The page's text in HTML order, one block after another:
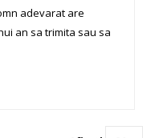
adevarat are
an sa trimita sau sa